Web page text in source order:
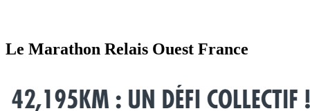
Le Marathon Relais Ouest France